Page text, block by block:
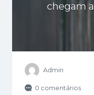
chegam
Admin
0 comentários